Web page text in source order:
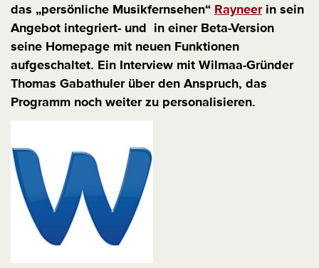
das „persönliche Musikfernsehen“ Rayneerin sein
Angebot integriert- und in einer Beta-Version
seine Homepage mit neuen Funktionen
aufgeschaltet. Ein Interview mit Wilmaa-Gründer
Thomas Gabathuler über den Anspruch, das
Programm noch weiter zu personalisieren.